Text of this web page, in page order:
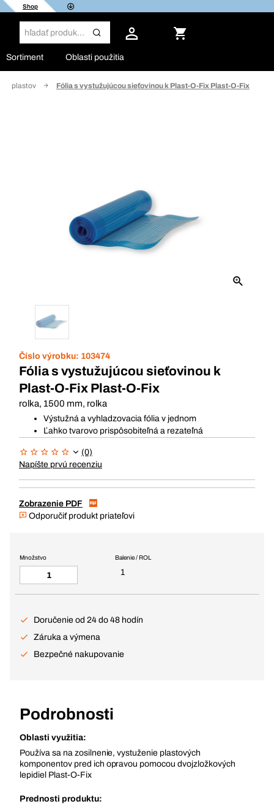
Shop
Sortiment Oblasti použitia
plastov Fólia s vystužujúcou sieťovinou k Plast-O-Fix Plast-O-Fix
Číslo výrobku: 103474
Fólia s vystužujúcou sieťovinou k
Plast-O-Fix Plast-O-Fix
rolka, 1500 mm, rolka
Výstužná a vyhladzovacia fólia v jednom
Ľahko tvarovo prispôsobiteľná a rezateľná
(0)
Napíšte prvú recenziu
Zobrazenie PDF
Odporučiť produkt priateľovi
Balenie / ROL
1
Množstvo
Doručenie od 24 do 48 hodín
Záruka a výmena
Bezpečné nakupovanie
Podrobnosti
Oblasti využitia:
Používa sa na zosilnenie, vystuženie plastových
komponentov pred ich opravou pomocou dvojzložkových
lepidiel Plast-O-Fix
Prednosti produktu: